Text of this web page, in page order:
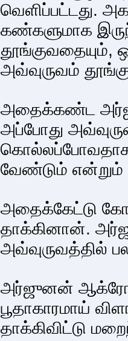
வெளிப்பட்டது.
கண்களுமாக
தூங்குவதையும்,
அவ்வுருவம்
அதைக்கண்ட
அப்போது
வேண்டும் என்றும்
அதைக்கேட்டு
தாக்கினான்.
அவ்வுருவத்தில்
அர்ஜுனன்
பூதாகாரமாய்
தாக்கிவிட்டு